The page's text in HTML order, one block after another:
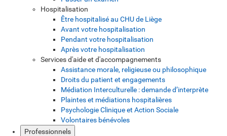
Hospitalisation
Être hospitalisé au CHU de Liège
Avant votre hospitalisation
Pendant votre hospitalisation
Après votre hospitalisation
Services d'aide et d'accompagnements
Assistance morale, religieuse ou philosophique
Droits du patient et engagements
Médiation Interculturelle : demande d’interprète
Plaintes et médiations hospitalières
Psychologie Clinique et Action Sociale
Volontaires bénévoles
Professionnels